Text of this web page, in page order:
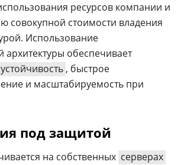
ресурсов компании и
совокупной стоимости владения
Использование
архитектуры обеспечивает
, быстрое
и масштабируемость при
под защитой
на собственных серверах